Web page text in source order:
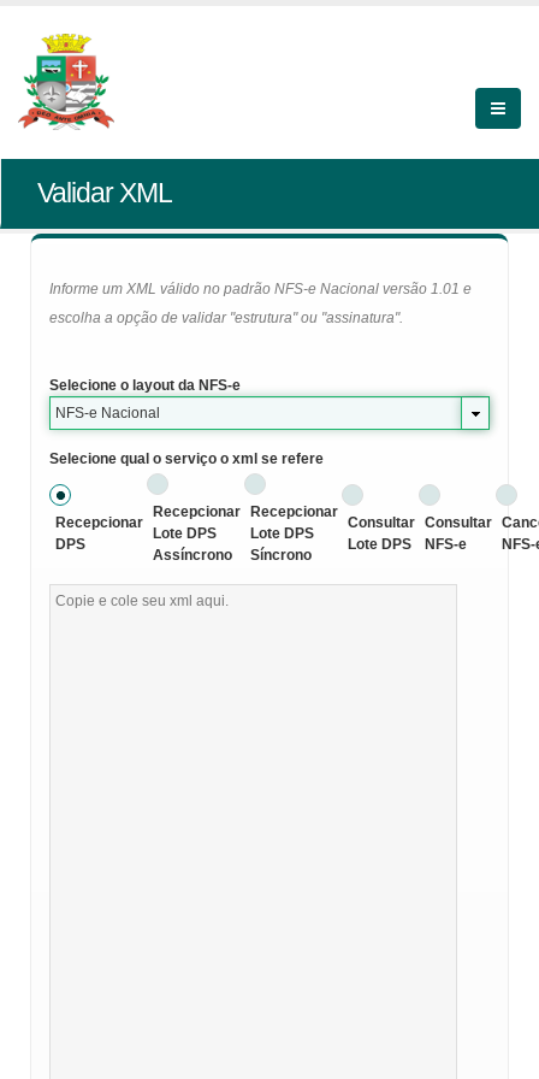
Validar XML
Informe um XML válido no padrão NFS-e Nacional versão 1.01 e
escolha a opção de validar "estrutura" ou "assinatura".
Selecione o layout da NFS-e
NFS-e Nacional
Selecione qual o serviço o xml se refere
Recepcionar
DPS
Recepcionar
Lote DPS
Assíncrono
Recepcionar
Lote DPS
Síncrono
Consultar
Lote DPS
Consultar
NFS-e
NFS-